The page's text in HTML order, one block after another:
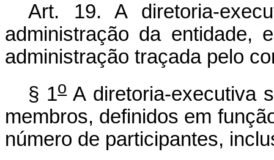
Art. 19. A diretoria-
administração da entidade,
administração traçada pelo
§ 1oA diretoria-executiva
membros, definidos em
número de participantes,